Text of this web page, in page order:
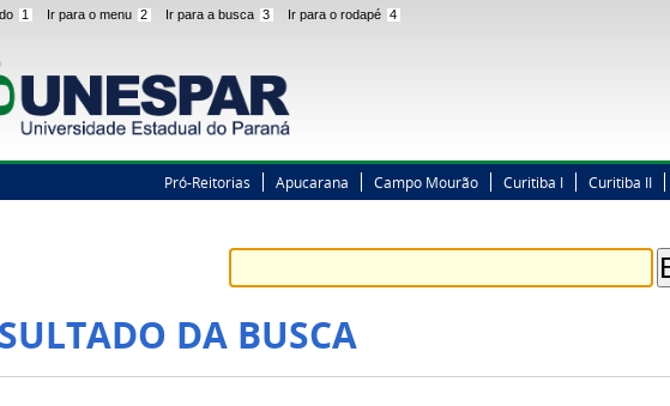
1 Ir para o menu 2 Ir para a busca 3 Ir para o rodapé 4
Pró-Reitorias Apucarana Campo Mourão Curitiba I Curitiba II
DA BUSCA